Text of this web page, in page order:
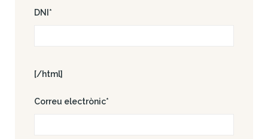
DNI*
[/html]
Correu electrònic*